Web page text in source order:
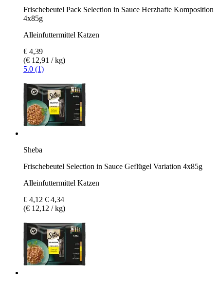
Frischebeutel Pack Selection in Sauce Herzhafte Komposition
4x85g
Alleinfuttermittel Katzen
€ 4,39
(€ 12,91 / kg)
5.0 (1)
Sheba
Frischebeutel Selection in Sauce Geflügel Variation 4x85g
Alleinfuttermittel Katzen
€ 4,12 € 4,34
(€ 12,12 / kg)